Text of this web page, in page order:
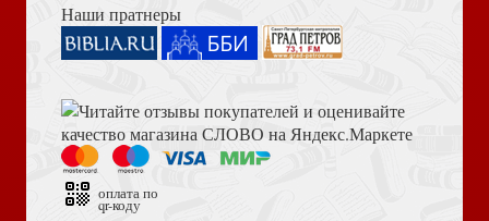
Иваненко И.Н. Меж Днестром и Прутом, от Карпат до
Дуная. Очерки по истории российской Бессарабии
Наши пратнеры
оплата по
qr-коду